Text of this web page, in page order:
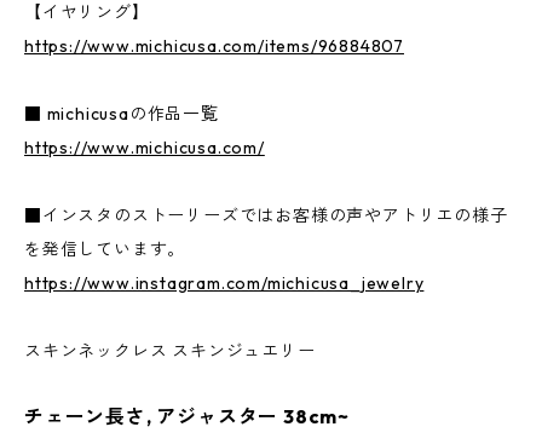
【イヤリング】
https://www.michicusa.com/items/96884807
■ michicusaの作品一覧
https://www.michicusa.com/
■インスタのストーリーズではお客様の声やアトリエの様子
を発信しています。
https://www.instagram.com/michicusa_jewelry
スキンネックレス スキンジュエリー
チェーン長さ, アジャスター 38cm~